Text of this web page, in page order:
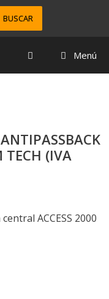
BUSCAR
Menú
TECH (IVA
ACCESS 2000